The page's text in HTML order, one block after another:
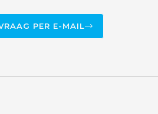
PER E-MAIL